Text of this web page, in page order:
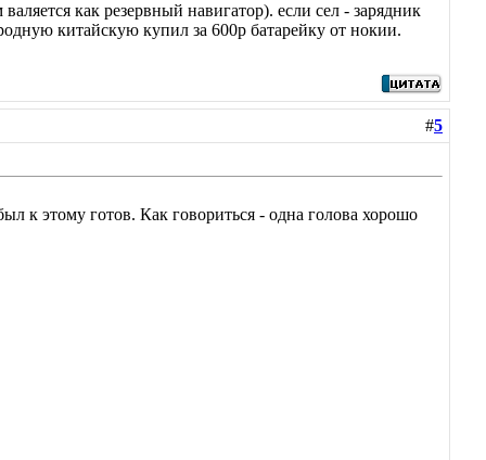
как резервный навигатор). если сел - зарядник
китайскую купил за 600р батарейку от нокии.
#5
к этому готов. Как говориться - одна голова хорошо